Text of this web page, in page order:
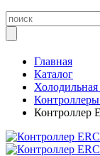
Главная
Каталог
Холодильная
Контроллеры
Контроллер